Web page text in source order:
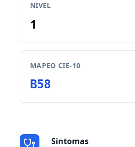
NIVEL
1
MAPEO CIE-10
B58
Sintomas